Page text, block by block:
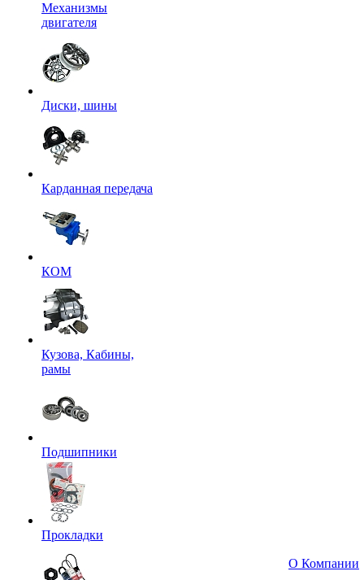
Механизмы
двигателя
Диски, шины
Карданная передача
КОМ
Кузова, Кабины,
рамы
Подшипники
Прокладки
О Компании